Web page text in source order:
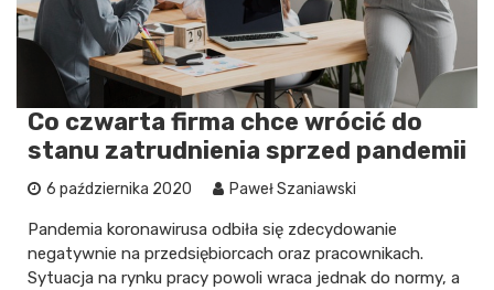
Co czwarta firma chce wrócić do
stanu zatrudnienia sprzed pandemii
6 października 2020 Paweł Szaniawski
Pandemia koronawirusa odbiła się zdecydowanie
negatywnie na przedsiębiorcach oraz pracownikach.
Sytuacja na rynku pracy powoli wraca jednak do normy, a